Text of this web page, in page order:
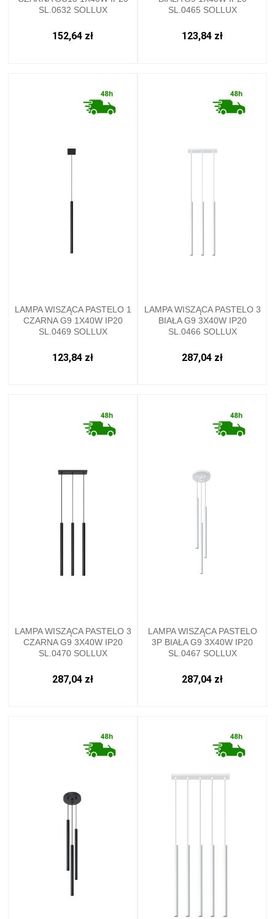
SL.0632 SOLLUX
152,64 zł
SL.0465 SOLLUX
123,84 zł
LAMPA WISZĄCA PASTELO 1
CZARNA G9 1X40W IP20
SL.0469 SOLLUX
123,84 zł
LAMPA WISZĄCA PASTELO 3
BIAŁA G9 3X40W IP20
SL.0466 SOLLUX
287,04 zł
LAMPA WISZĄCA PASTELO 3
CZARNA G9 3X40W IP20
SL.0470 SOLLUX
287,04 zł
LAMPA WISZĄCA PASTELO
3P BIAŁA G9 3X40W IP20
SL.0467 SOLLUX
287,04 zł